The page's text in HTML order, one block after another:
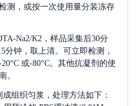
测，或按一次使用量分装冻存
Na2/K2，样品采集后30分
分钟，取上清。可立即检测，
或-80°C。其他抗凝剂的使
。
组织匀浆，处理方法如下：